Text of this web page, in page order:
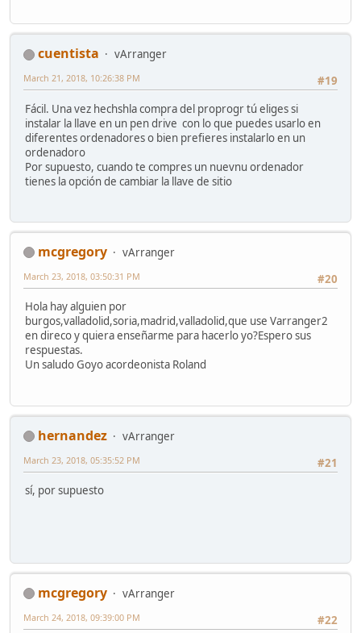
cuentista
vArranger
#19
March 21, 2018, 10:26:38 PM
Fácil. Una vez hechshla compra del proprogr tú eliges si
instalar la llave en un pen drive con lo que puedes usarlo en
diferentes ordenadores o bien prefieres instalarlo en un
ordenadoro
Por supuesto, cuando te compres un nuevnu ordenador
tienes la opción de cambiar la llave de sitio
mcgregory
vArranger
#20
March 23, 2018, 03:50:31 PM
Hola hay alguien por
burgos,valladolid,soria,madrid,valladolid,que use Varranger2
en direco y quiera enseñarme para hacerlo yo?Espero sus
respuestas.
Un saludo Goyo acordeonista Roland
hernandez
vArranger
#21
March 23, 2018, 05:35:52 PM
sí, por supuesto
mcgregory
vArranger
#22
March 24, 2018, 09:39:00 PM